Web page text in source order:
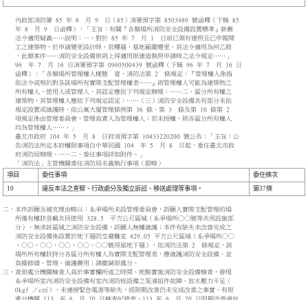
內政部消防署 85 年 8 月 9 日（85）消署預字第 8503489 號函釋（下稱 85
年 8 月 9 日函釋）：「主旨：有關『各類場所消防安全設備設置標準』新舊
法令適用疑義……說明：一、對於 85 年 7 月 1 日前已領有建照且已申報開
工之建築物，於申請變更設計時，若樓層、基地範圍變更，其法令適用為何乙節
，此類案件……消防安全設備原則上得適用原建造執照申請時之法令規定……」
96 年 7 月 16 日消署預字第 0960500439 號函釋（下稱 96 年 7 月 16 日
函釋）：「各類場所管理權人樣態 壹、消防法第 2 條規定：『管理權人係指
依法令或契約對各該場所有實際支配管理權者……』則管理權人可能為建築物之
所有權人、使用人或管理人，其認定應依下列規定辦理：……二、區分所有權之
建築物，其管理權人應依下列規定認定：……（三）消防安全設備共有部分未依
規定設置或維護時，依公寓大廈管理條例第 36 條、第 3 條及第 10 條第 2
項規定係由管理委員會、管理負責人為管理權人；若未授權，則各區分所有權人
均為管理權人……。」
臺北市政府 104 年 5 月 8 日府消預字第 10433220200 號公告：「主旨：公
告消防法所定本府權限事項自中華民國 104 年 5 月 8 日起，委任臺北市政
府消防局辦理。……二、委任事項詳如附件。」
「消防法」主管機關委任消防局名義執行事項（節略）
項目 委任事項
委任條次
10
違反本法之查察、行政處分及獨立訴訟、移送處理等事項。 第37條
二、本件訴願及補充理由略以：系爭場所未設管理委員會，訴願人實際支配管理的場
所僅有權狀登載共同使用 328.5 平方公尺區域（系爭場所○○號等共用設施部
分），無涉該區域之消防安全設備，訴願人無權維護；本件有缺失未改善完成之
消防安全設備係設置於地下層防空避難室 429.05 平方公尺區域（系爭場所○○
、○○、○○、○○、○○、○○號房屋地下層），依消防法第 2 條規定，該
場所所有權狀持分各區分所有權人為實際支配管理者，應維護消防安全設備，並
負擔修繕、管理、維護費用；請撤銷原處分。
三、查原處分機關檢查人員於事實欄所述之時間、地點實施消防安全設備檢查，發現
系爭場所室內消防安全設備有室內消防栓設備之泵浦組件故障、放水壓力不足（
0kgf ／c㎡）、未連接緊急電源等缺失，經限期改善仍未完成改善之事實，有原